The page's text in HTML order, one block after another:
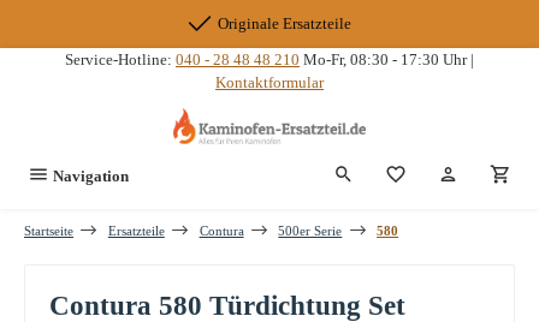
Originale Ersatzteile
Service-Hotline: 040 - 28 48 48 210 Mo-Fr, 08:30 - 17:30 Uhr |
Kontaktformular
Navigation Du hast 0
Startseite Ersatzteile Contura 500er Serie 580
Contura 580 Türdichtung Set